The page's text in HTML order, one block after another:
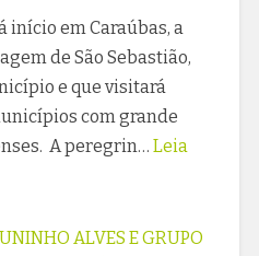
início em Caraúbas, a
de São Sebastião,
e que visitará
com grande
A peregrin… Leia
ALVES E GRUPO